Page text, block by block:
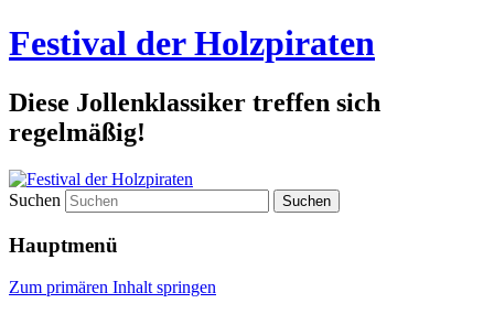
Festival der Holzpiraten
Diese Jollenklassiker treffen sich
regelmäßig!
Suchen
Hauptmenü
Zum primären Inhalt springen